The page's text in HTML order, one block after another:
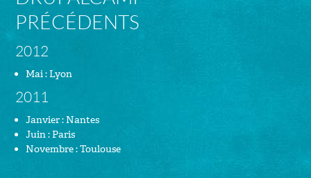
PRÉCÉDENTS
2012
Mai : Lyon
2011
Janvier : Nantes
Juin : Paris
Novembre : Toulouse